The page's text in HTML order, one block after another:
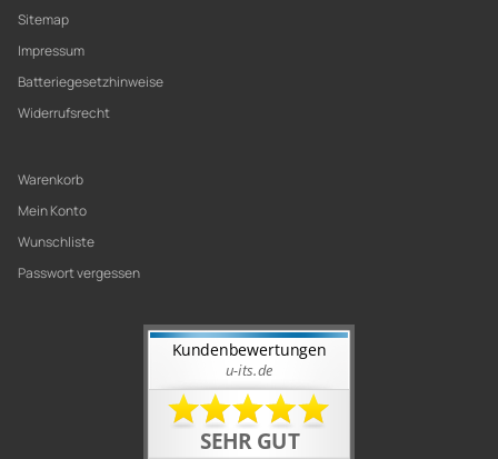
Sitemap
Impressum
Batteriegesetzhinweise
Widerrufsrecht
Warenkorb
Mein Konto
Wunschliste
Passwort vergessen